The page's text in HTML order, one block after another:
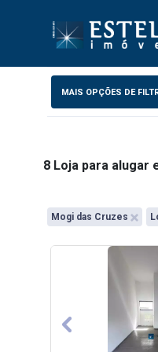
MAIS OPÇÕES DE
8 Loja para alugar
Mogi das Cruzes
Previous